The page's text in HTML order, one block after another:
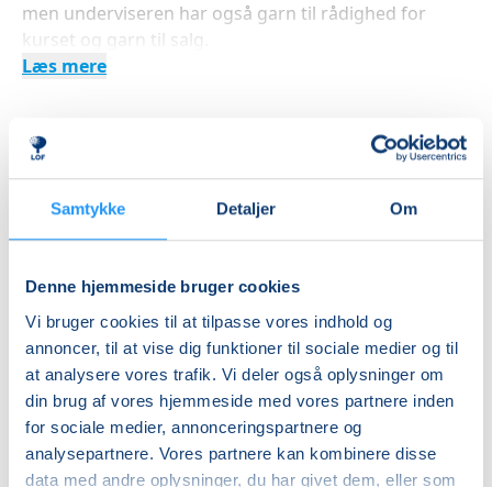
Samtykke Detaljer Om
Denne hjemmeside bruger cookies
Vi bruger cookies til at tilpasse vores indhold og
annoncer, til at vise dig funktioner til sociale medier og til
at analysere vores trafik. Vi deler også oplysninger om
din brug af vores hjemmeside med vores partnere inden
for sociale medier, annonceringspartnere og
analysepartnere. Vores partnere kan kombinere disse
data med andre oplysninger, du har givet dem, eller som
men underviseren har også garn til rådighed for
kurset og garn til salg.
Læs mere
Betal med
Priser
Almen
DKK 395,00
Info